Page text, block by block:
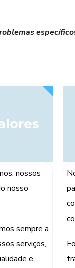
nossos
nosso
sempre a
serviços,
e